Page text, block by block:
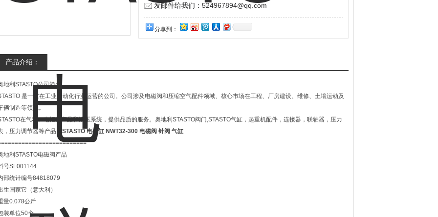
发邮件给我们：524967894@qq.com
分享到：
产品介绍：
地利STASTO公司简介
是一家在工业自动化行业运营的公司。公司涉及电磁阀和压缩空气配件领域、核心市场在工程、厂房建设、维修、土壤运动及
辆制造等领域。
在气动、电枢的产品和液压系统，提供品质的服务。奥地利STASTO阀门,STASTO气缸，起重机配件，连接器，联轴器，压力
，压力调节器等产品。 STASTO 电磁缸 NWT32-300 电磁阀 针阀 气缸
地利STASTO电磁阀产品
号SL001144
部统计编号84818079
生国家它（意大利）
量0.078公斤
装单位50个